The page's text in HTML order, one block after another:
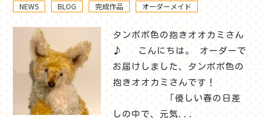
NEWS BLOG 完成作品 オーダーメイド
タンポポ色の抱きオオカミさん
♪ こんにちは。 オーダーで
お届けしました、タンポポ色の
抱きオオカミさんです！
「優しい春の日差
しの中で、元気...